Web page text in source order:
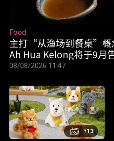
主打“从渔场到餐桌”概
Ah Hua Kelong将于9月
Food
08/08/2026 11:47
+13